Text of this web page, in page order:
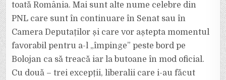
toată România. Mai sunt alte nume celebre din
PNL care sunt în continuare în Senat sau în
Camera Deputaților și care vor aștepta momentul
favorabil pentru a-l „împinge” peste bord pe
Bolojan ca să treacă iar la butoane în mod oficial.
Cu două – trei excepții, liberalii care i-au făcut